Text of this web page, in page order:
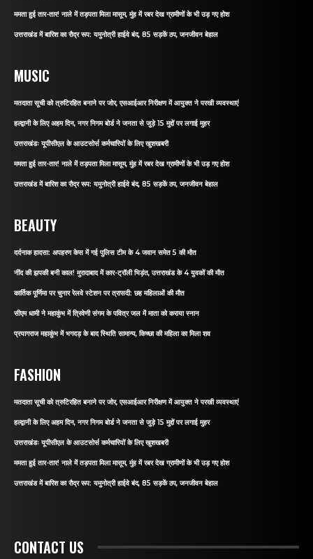
ममता हुई तार-तार! नाले में तड़पता मिला मासूम, मुंह में रबर देख ग्रामीणों के भी उड़ गए होश
उत्तराखंड में बारिश का रौद्र रूप: यमुनोत्री हाईवे बंद, 85 सड़कें ठप, जनजीवन बेहाल
MUSIC
मतदाता सूची को त्रुटिरहित बनाने पर जोर, एसआईआर निरीक्षण में आयुक्त ने परखी व्यवस्थाएं
हल्द्वानी के लिए अहम दिन, नगर निगम बोर्ड ने जनता से जुड़े 15 मुद्दों पर लगाई मुहर
उत्तराखंडः यूपीसीएल के आउटसोर्स कर्मचारियों के लिए खुशखबरी
ममता हुई तार-तार! नाले में तड़पता मिला मासूम, मुंह में रबर देख ग्रामीणों के भी उड़ गए होश
उत्तराखंड में बारिश का रौद्र रूप: यमुनोत्री हाईवे बंद, 85 सड़कें ठप, जनजीवन बेहाल
BEAUTY
दर्दनाक हादसा: अपहरण केस में गई पुलिस टीम के 4 जवान समेत 5 की मौत
नींद की झपकी बनी काल! मुरादाबाद में कार-ट्रॉली भिड़ंत, उत्तराखंड के 4 युवकों की मौत
कार्तिक पूर्णिमा पर चुनार रेलवे स्टेशन पर त्रासदी: छह महिलाओं की मौत
सीएम धामी ने महाकुंभ में त्रिवेणी संगम के पवित्र जल में माता को कराया स्नान
प्रयागराज महाकुंभ में भगदड़ के बाद स्थिति सामान्य, किच्छा की महिला का मिला शव
FASHION
मतदाता सूची को त्रुटिरहित बनाने पर जोर, एसआईआर निरीक्षण में आयुक्त ने परखी व्यवस्थाएं
हल्द्वानी के लिए अहम दिन, नगर निगम बोर्ड ने जनता से जुड़े 15 मुद्दों पर लगाई मुहर
उत्तराखंडः यूपीसीएल के आउटसोर्स कर्मचारियों के लिए खुशखबरी
ममता हुई तार-तार! नाले में तड़पता मिला मासूम, मुंह में रबर देख ग्रामीणों के भी उड़ गए होश
उत्तराखंड में बारिश का रौद्र रूप: यमुनोत्री हाईवे बंद, 85 सड़कें ठप, जनजीवन बेहाल
CONTACT US